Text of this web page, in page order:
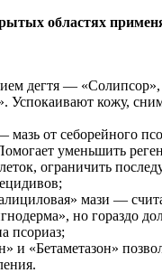
областях
дегтя —
Успокаивают кожу,
от себорейного
уменьшить
ограничить
мази —
но гораздо
псориаз;
и «Бетаметазон»